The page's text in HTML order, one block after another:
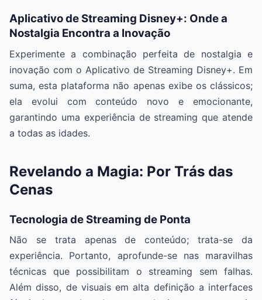
Aplicativo de Streaming Disney+: Onde a
Nostalgia Encontra a Inovação
Experimente a combinação perfeita de nostalgia e
inovação com o Aplicativo de Streaming Disney+. Em
suma, esta plataforma não apenas exibe os clássicos;
ela evolui com conteúdo novo e emocionante,
garantindo uma experiência de streaming que atende
a todas as idades.
Revelando a Magia: Por Trás das
Cenas
Tecnologia de Streaming de Ponta
Não se trata apenas de conteúdo; trata-se da
experiência. Portanto, aprofunde-se nas maravilhas
técnicas que possibilitam o streaming sem falhas.
Além disso, de visuais em alta definição a interfaces